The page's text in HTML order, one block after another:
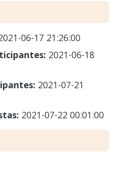
06-17 21:26:00
2021-06-18
2021-07-21
2021-07-22 00:01:00